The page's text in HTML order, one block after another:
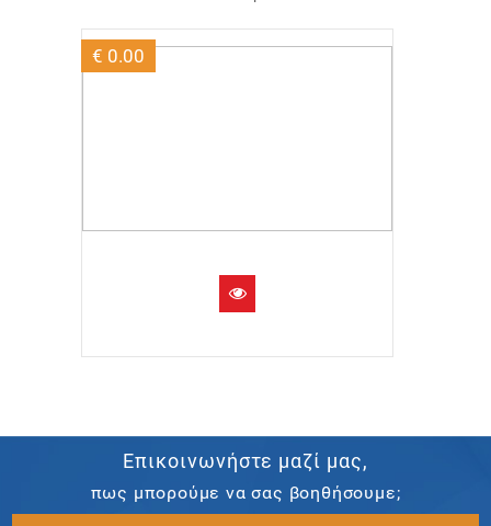
€ 0.00
Επικοινωνήστε μαζί μας,
πως μπορούμε να σας βοηθήσουμε;